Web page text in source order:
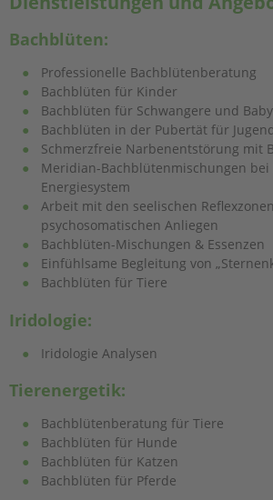
Bachblüten:
Professionelle Bachblütenberatung
Bachblüten für Kinder
Bachblüten für Schwangere und
Bachblüten in der Pubertät für
Schmerzfreie Narbenentstörung mit
Meridian-Bachblütenmischungen bei
Energiesystem
Arbeit mit den seelischen
psychosomatischen Anliegen
Bachblüten-Mischungen & Essenzen
Einfühlsame Begleitung von
Bachblüten für Tiere
Iridologie:
Iridologie Analysen
Tierenergetik:
Bachblütenberatung für Tiere
Bachblüten für Hunde
Bachblüten für Katzen
Bachblüten für Pferde